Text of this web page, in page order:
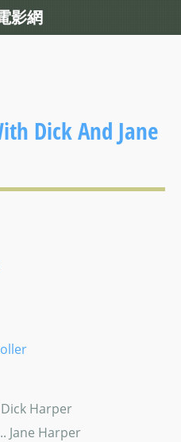
Dick And Jane
Harper
Jane Harper
影網